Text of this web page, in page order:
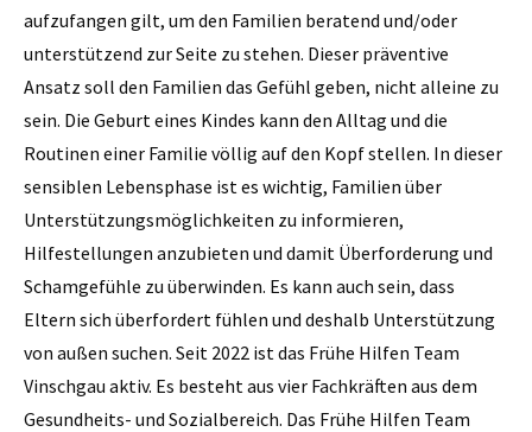
aufzufangen gilt, um den Familien beratend und/oder
unterstützend zur Seite zu stehen. Dieser präventive
Ansatz soll den Familien das Gefühl geben, nicht alleine zu
sein. Die Geburt eines Kindes kann den Alltag und die
Routinen einer Familie völlig auf den Kopf stellen. In dieser
sensiblen Lebensphase ist es wichtig, Familien über
Unterstützungsmöglichkeiten zu informieren,
Hilfestellungen anzubieten und damit Überforderung und
Schamgefühle zu überwinden. Es kann auch sein, dass
Eltern sich überfordert fühlen und deshalb Unterstützung
von außen suchen. Seit 2022 ist das Frühe Hilfen Team
Vinschgau aktiv. Es besteht aus vier Fachkräften aus dem
Gesundheits- und Sozialbereich. Das Frühe Hilfen Team